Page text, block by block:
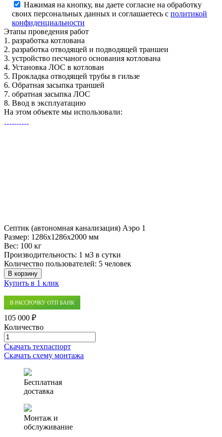
Нажимая на кнопку, вы даете согласие на обработку
своих персональных данных и соглашаетесь с политикой
конфиденциальности
Этапы проведения работ
1. разработка котлована
2. разработка отводящей и подводящей траншеи
3. устройство песчаного основания котлована
4. Установка ЛОС в котлован
5. Прокладка отводящей трубы в гильзе
6. Обратная засыпка траншей
7. обратная засыпка ЛОС
8. Ввод в эксплуатацию
На этом объекте мы использовали:
Септик (автономная канализация) Аэро 1
Размер: 1286x1286x2000 мм
Вес: 100 кг
Производительность: 1 м3 в сутки
Количество пользователей: 5 человек
В корзину
Купить в 1 клик
В РАССРОЧКУ ОТП БАНК
105 000 ₽
Количество
Количество
товара
Септик
канализация)
Скачать техпаспорт
Скачать схему монтажа
Бесплатная
доставка
Монтаж и
обслуживание